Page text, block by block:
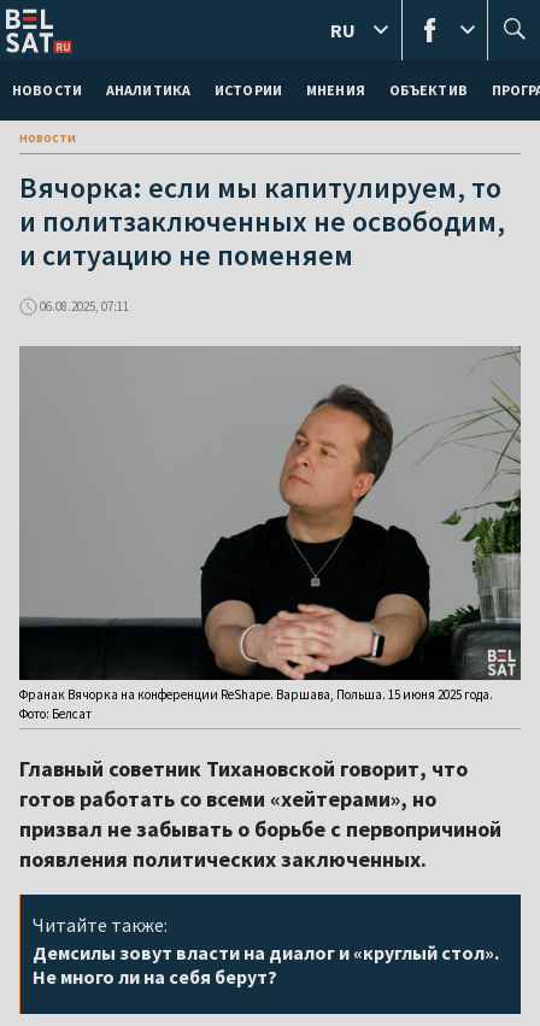
НОВОСТИ АНАЛИТИКА ИСТОРИИ МНЕНИЯ ОБЪЕКТИВ
RU
новости
Вячорка: если мы капитулируем, то
и политзаключенных не освободим,
и ситуацию не поменяем
06.08.2025, 07:11
Франак Вячорка на конференции ReShape. Варшава, Польша. 15 июня 2025 года.
Фото: Белсат
Главный советник Тихановской говорит, что
готов работать со всеми «хейтерами», но
призвал не забывать о борьбе с первопричиной
появления политических заключенных.
Читайте также:
Демсилы зовут власти на диалог и «круглый стол».
Не много ли на себя берут?